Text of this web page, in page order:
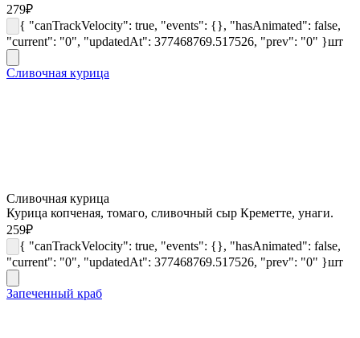
279₽
{ "canTrackVelocity": true, "events": {}, "hasAnimated": false,
"current": "0", "updatedAt": 377468769.517526, "prev": "0" }шт
Сливочная курица
Сливочная курица
Курица копченая, томаго, сливочный сыр Креметте, унаги.
259₽
{ "canTrackVelocity": true, "events": {}, "hasAnimated": false,
"current": "0", "updatedAt": 377468769.517526, "prev": "0" }шт
Запеченный краб